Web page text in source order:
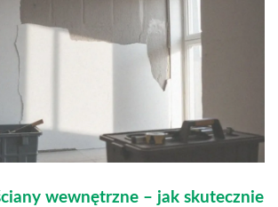
wewnętrzne – jak skutecznie